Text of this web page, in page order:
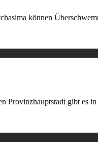
können
gibt es